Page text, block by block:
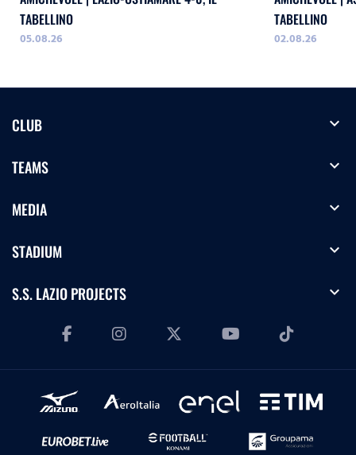
TABELLINO
05.08.26
TABELLINO
02.08.26
CLUB expand_more
TEAMS expand_more
MEDIA expand_more
STADIUM expand_more
S.S. LAZIO PROJECTS expand_more